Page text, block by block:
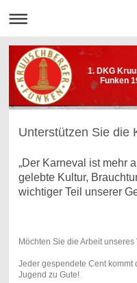
1. DKG
Funken
Unterstützen Sie die
„Der Karneval ist mehr
gelebte Kultur,
wichtiger Teil unserer
Möchten Sie die Arbeit
Jeder gespendete Cent kommt
Jugend zu Gute!